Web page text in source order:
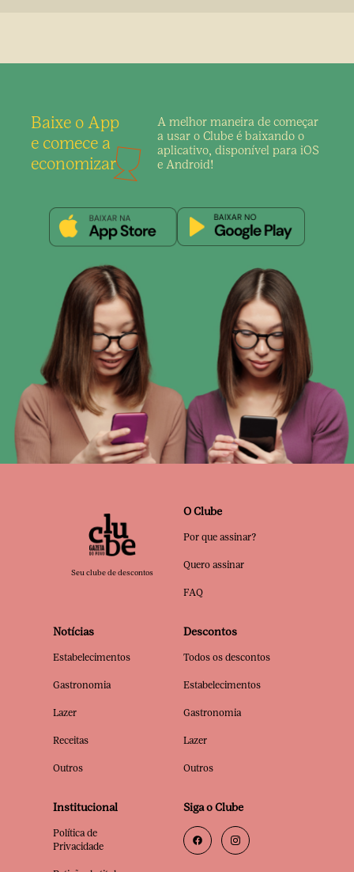
Baixe o App
e comece a
economizar
A melhor maneira de começar
a usar o Clube é baixando o
aplicativo, disponível para iOS
e Android!
Seu clube de descontos
O Clube
Por que assinar?
Quero assinar
FAQ
Notícias
Estabelecimentos
Gastronomia
Lazer
Receitas
Outros
Descontos
Todos os descontos
Estabelecimentos
Gastronomia
Lazer
Outros
Institucional
Política de
Privacidade
Siga o Clube